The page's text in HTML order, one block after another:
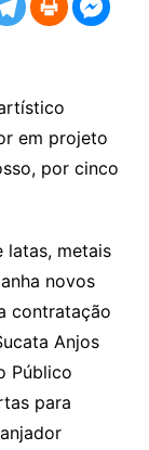
em projeto
por cinco
latas, metais
novos
contratação
Anjos
Público
para